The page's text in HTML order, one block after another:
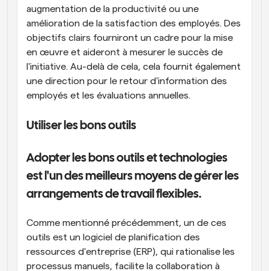
augmentation de la productivité ou une
amélioration de la satisfaction des employés. Des
objectifs clairs fourniront un cadre pour la mise
en œuvre et aideront à mesurer le succès de
l'initiative. Au-delà de cela, cela fournit également
une direction pour le retour d'information des
employés et les évaluations annuelles.
Utiliser les bons outils
Adopter les bons outils et technologies
est l'un des meilleurs moyens de gérer les
arrangements de travail flexibles.
Comme mentionné précédemment, un de ces
outils est un logiciel de planification des
ressources d'entreprise (ERP), qui rationalise les
processus manuels, facilite la collaboration à